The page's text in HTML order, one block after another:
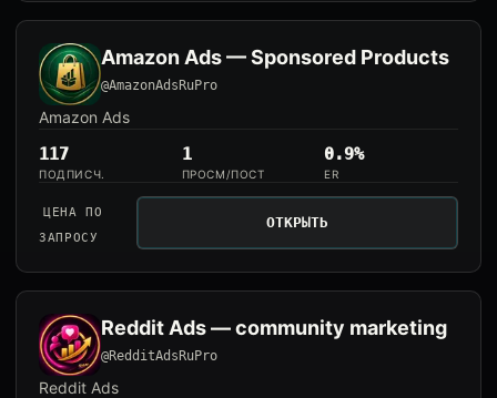
Amazon Ads — Sponsored Products
@AmazonAdsRuPro
Amazon Ads
117
ПОДПИСЧ.
1
ПРОСМ/ПОСТ
0.9%
ER
ЦЕНА ПО
ЗАПРОСУ
ОТКРЫТЬ
Reddit Ads — community marketing
@RedditAdsRuPro
Reddit Ads